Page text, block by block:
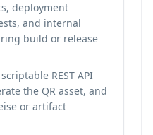
deployment
and internal
build or release
REST API
the QR asset, and
or artifact